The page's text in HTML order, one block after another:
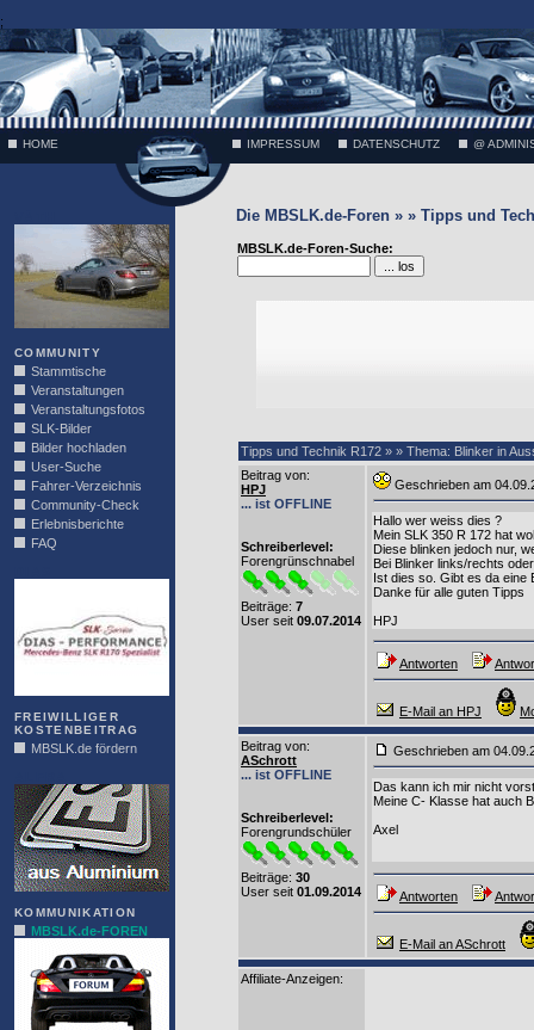
;
HOME IMPRESSUM DATENSCHUTZ @
COMMUNITY
Stammtische
Veranstaltungen
Veranstaltungsfotos
SLK-Bilder
Bilder hochladen
User-Suche
Fahrer-Verzeichnis
Community-Check
Erlebnisberichte
FAQ
FREIWILLIGER
KOSTENBEITRAG
MBSLK.de fördern
KOMMUNIKATION
MBSLK.de-FOREN
Die MBSLK.de-Foren » » Tipps und
MBSLK.de-Foren-Suche:
Tipps und Technik R172 » » Thema: Blinker in
Beitrag von:
HPJ
... ist OFFLINE
Schreiberlevel:
Forengrünschnabel
Beiträge: 7
User seit 09.07.2014
Geschrieben am
Hallo wer weiss dies ?
Mein SLK 350 R 172 hat
Diese blinken jedoch nur,
Bei Blinker links/rechts
Ist dies so. Gibt es da eine
Danke für alle guten Tipps
HPJ
Antworten
E-Mail an HPJ
Beitrag von:
ASchrott
... ist OFFLINE
Schreiberlevel:
Forengrundschüler
Beiträge: 30
User seit 01.09.2014
Geschrieben am
Das kann ich mir nicht
Meine C- Klasse hat auch
Axel
Antworten
E-Mail an ASchrott
Affiliate-Anzeigen: